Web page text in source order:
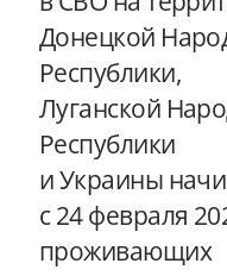
Донецкой
Республики,
Луганской
Республики
и Украины
с 24 февраля
проживающих